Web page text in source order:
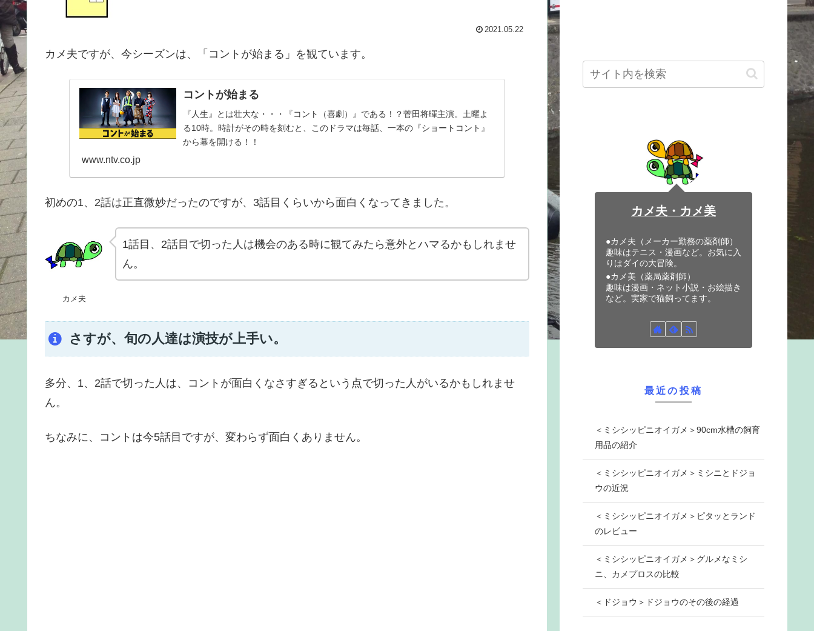
2021.05.22
カメ夫ですが、今シーズンは、「コントが始まる」を観ています。
コントが始まる
『人生』とは壮大な・・・『コント（喜劇）』である！？菅田将暉主演。土曜よ
る10時。時計がその時を刻むと、このドラマは毎話、一本の『ショートコント』
から幕を開ける！！
www.ntv.co.jp
初めの1、2話は正直微妙だったのですが、3話目くらいから面白くなってきました。
カメ夫
1話目、2話目で切った人は機会のある時に観てみたら意外とハマるかもしれませ
ん。
さすが、旬の人達は演技が上手い。
多分、1、2話で切った人は、コントが面白くなさすぎるという点で切った人がいるかもしれませ
ん。
ちなみに、コントは今5話目ですが、変わらず面白くありません。
カメ夫・カメ美
●カメ夫（メーカー勤務の薬剤師）
趣味はテニス・漫画など。お気に入
りはダイの大冒険。
●カメ美（薬局薬剤師）
趣味は漫画・ネット小説・お絵描き
など。実家で猫飼ってます。
最近の投稿
＜ミシシッピニオイガメ＞90cm水槽の飼育
用品の紹介
＜ミシシッピニオイガメ＞ミシニとドジョ
ウの近況
＜ミシシッピニオイガメ＞ピタッとランド
のレビュー
＜ミシシッピニオイガメ＞グルメなミシ
ニ、カメプロスの比較
＜ドジョウ＞ドジョウのその後の経過